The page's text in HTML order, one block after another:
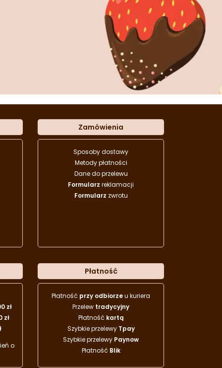
Zamówienia
Sposoby dostawy
Metody płatności
Dane do przelewu
Formularz reklamacji
Formularz zwrotu
zł
zł
o
Płatność
Płatność przy odbiorzeu kuriera
Przelew tradycyjny
Płatność kartą
Szybkie przelewy Tpay
Szybkie przelewy Paynow
Płatność Blik